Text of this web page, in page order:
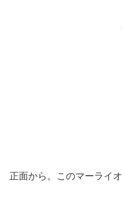
正面から。このマーライ